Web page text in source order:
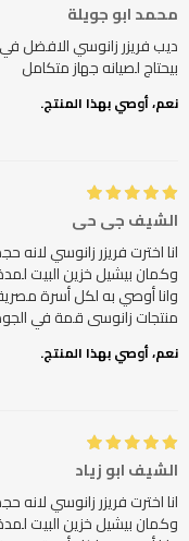
محمد ابو جويلة
ديب فريزر زانوسي الافضل
بيحتاج لصيانه جهاز متكامل
نعم، أوصي بهذا المنتج.
الشيف جي حي
منتجات زانوسى قمة في
نعم، أوصي بهذا المنتج.
الشيف ابو زياد